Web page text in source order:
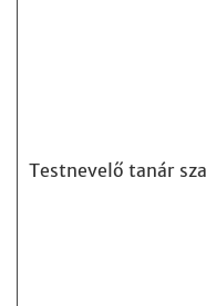
Testnevelő tanár